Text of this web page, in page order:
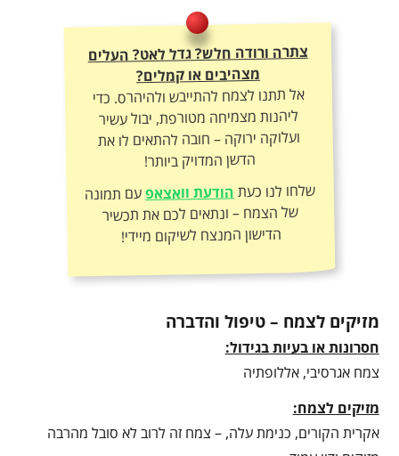
צתרה ורודה חלש? גדל לאט? העלים
מצהיבים או קמלים?
אל תתנו לצמח להתייבש ולהיהרס. כדי
ליהנות מצמיחה מטורפת, יבול עשיר
ועלוקה ירוקה – חובה להתאים לו את
הדשן המדויק ביותר!
שלחו לנו כעתהודעת וואצאפעם תמונה
של הצמח – ונתאים לכם את תכשיר
הדישון המנצח לשיקום מיידי!
מזיקים לצמח – טיפול והדברה
חסרונות או בעיות בגידול:
צמח אגרסיבי, אללופתיה
מזיקים לצמח:
אקרית הקורים, כנימת עלה, – צמח זה לרוב לא סובל מהרבה